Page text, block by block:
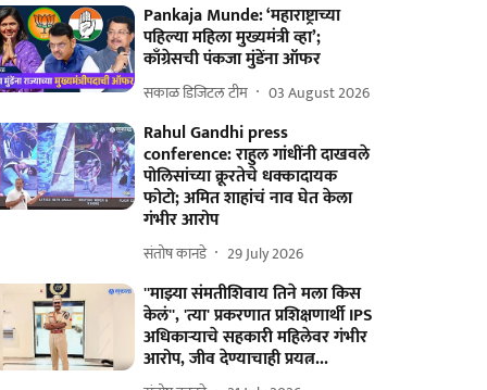
Pankaja Munde: ‘महाराष्ट्राच्या
पहिल्या महिला मुख्यमंत्री व्हा’;
काँग्रेसची पंकजा मुंडेंना ऑफर
सकाळ डिजिटल टीम 03 August 2026
Rahul Gandhi press
conference: राहुल गांधींनी दाखवले
पोलिसांच्या क्रूरतेचे धक्कादायक
फोटो; अमित शाहांचं नाव घेत केला
गंभीर आरोप
संतोष कानडे 29 July 2026
''माझ्या संमतीशिवाय तिने मला किस
केलं'', 'त्या' प्रकरणात प्रशिक्षणार्थी IPS
अधिकाऱ्याचे सहकारी महिलेवर गंभीर
आरोप, जीव देण्याचाही प्रयत्न...